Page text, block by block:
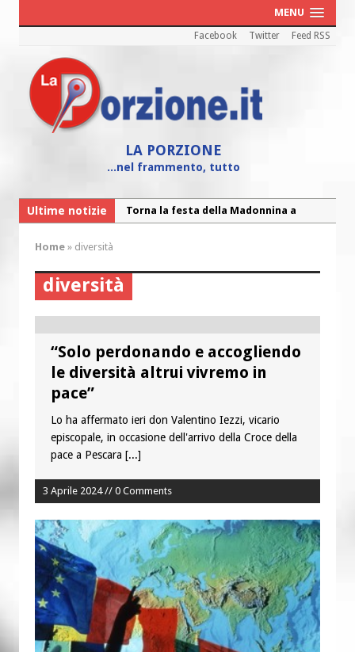
MENU
Facebook Twitter Feed RSS
LA PORZIONE
...nel frammento, tutto
Ultime notizie
Torna la festa della Madonnina a
“Chiediamogli di legarci al bene”
è buono, giusto e santo per la nostra
vita”
Colletta pro Venezuela: aderisce
anche l’Arcidiocesi di Pescara-Penne
mobilita contro il suicidio assistito
Home » diversità
diversità
“Solo perdonando e accogliendo
le diversità altrui vivremo in
pace”
Lo ha affermato ieri don Valentino Iezzi, vicario
episcopale, in occasione dell'arrivo della Croce della
pace a Pescara [...]
3 Aprile 2024 // 0 Comments